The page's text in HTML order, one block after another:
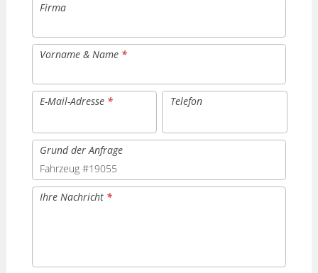
Firma
Vorname & Name *
E-Mail-Adresse * Telefon
Grund der Anfrage
Ihre Nachricht *